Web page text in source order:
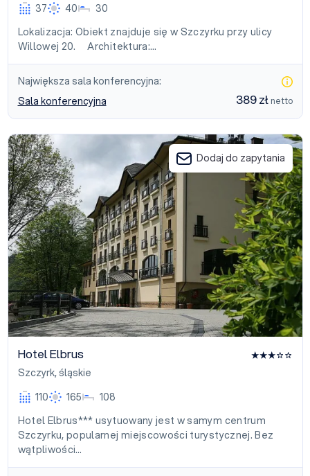
37
40
30
Lokalizacja: Obiekt znajduje się w Szczyrku przy ulicy
Willowej 20. Architektura:…
Największa sala konferencyjna:
Sala konferencyjna
389 zł netto
Hotel Elbrus
Dodaj do zapytania
Hotel Elbrus
Szczyrk, śląskie
110
165
108
Hotel Elbrus*** usytuowany jest w samym centrum
Szczyrku, popularnej miejscowości turystycznej. Bez
wątpliwości…